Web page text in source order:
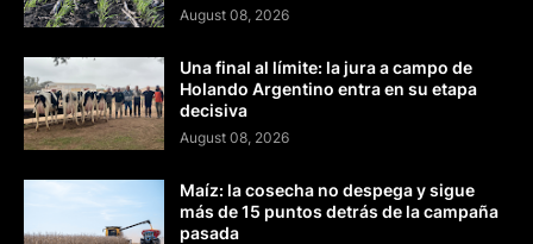
August 08, 2026
Una final al límite: la jura a campo de
Holando Argentino entra en su etapa
decisiva
August 08, 2026
Maíz: la cosecha no despega y sigue
más de 15 puntos detrás de la campaña
pasada